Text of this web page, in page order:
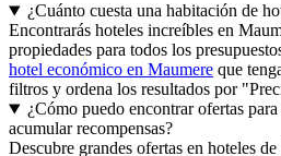
¿Cuánto cuesta una habitación de
Encontrarás hoteles increíbles en
propiedades para todos los
hotel económico en Maumere que
filtros y ordena los resultados por
¿Cómo puedo encontrar ofertas
acumular recompensas?
Descubre grandes ofertas en hoteles